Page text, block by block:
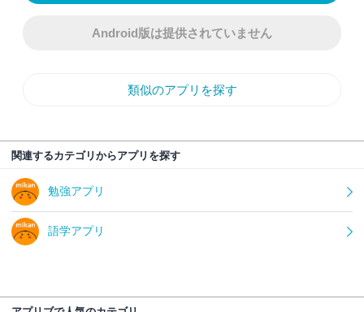
Android版は提供されていません
類似のアプリを探す
関連するカテゴリからアプリを探す
勉強アプリ
語学アプリ